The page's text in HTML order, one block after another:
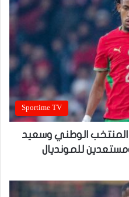
Sportime TV
الوطني وسعيد
للمونديال